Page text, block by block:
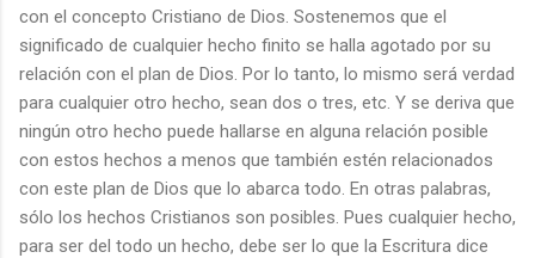
con el concepto Cristiano de Dios. Sostenemos que el
significado de cualquier hecho finito se halla agotado por su
relación con el plan de Dios. Por lo tanto, lo mismo será verdad
para cualquier otro hecho, sean dos o tres, etc. Y se deriva que
ningún otro hecho puede hallarse en alguna relación posible
con estos hechos a menos que también estén relacionados
con este plan de Dios que lo abarca todo. En otras palabras,
sólo los hechos Cristianos son posibles. Pues cualquier hecho,
para ser del todo un hecho, debe ser lo que la Escritura dice